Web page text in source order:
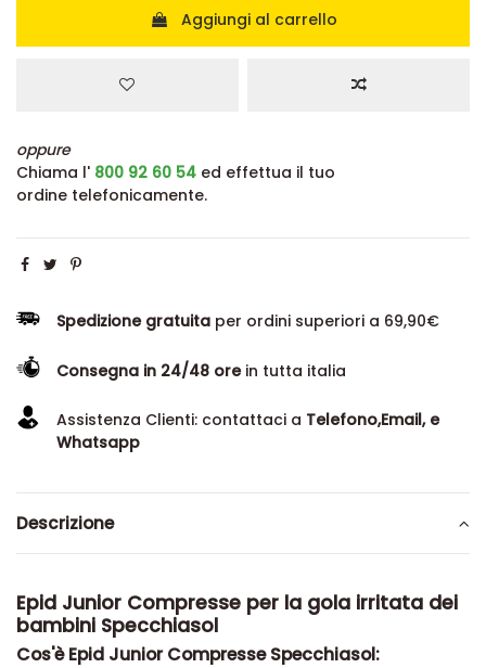
Aggiungi al carrello
oppure
Chiama l' 800 92 60 54 ed effettua il tuo
ordine telefonicamente.
Spedizione gratuita per ordini superiori a 69,90€
Consegna in 24/48 orein tutta italia
Assistenza Clienti: contattaci a Telefono,Email, e
Whatsapp
Descrizione
Epid Junior Compresse per la gola irritata dei
bambini Specchiasol
Cos'è Epid Junior Compresse Specchiasol: